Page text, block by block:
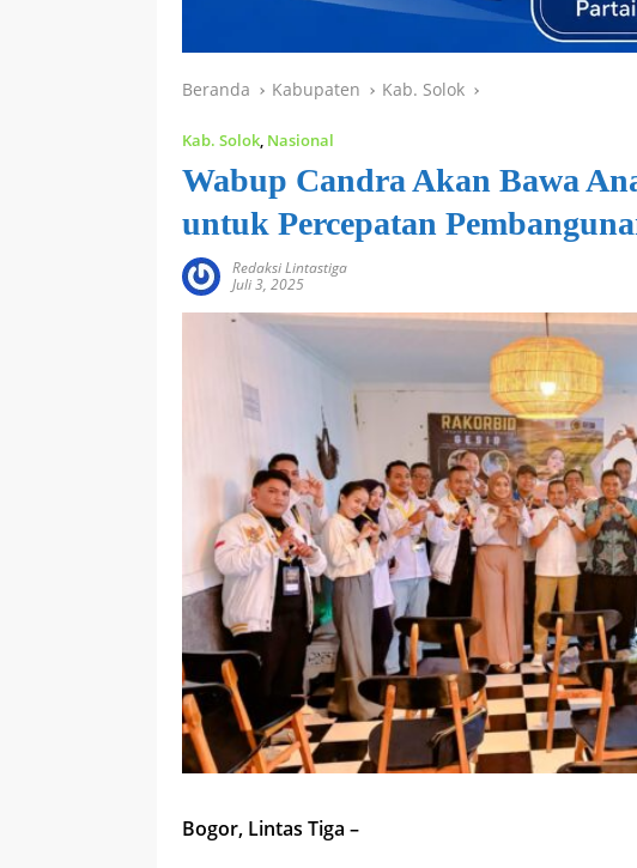
Beranda Kabupaten Kab. Solok
Kab. Solok, Nasional
Wabup Candra Akan Bawa
untuk Percepatan
Redaksi Lintastiga
Juli 3, 2025
Bogor, Lintas Tiga –